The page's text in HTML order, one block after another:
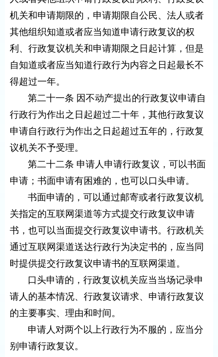
机关和申请期限的，申请期限自公民、法人或者
其他组织知道或者应当知道申请行政复议的权
利、行政复议机关和申请期限之日起计算，但是
自知道或者应当知道行政行为内容之日起最长不
得超过一年。
第二十一条 因不动产提出的行政复议申请自
行政行为作出之日起超过二十年，其他行政复议
申请自行政行为作出之日起超过五年的，行政复
议机关不予受理。
第二十二条 申请人申请行政复议，可以书面
申请；书面申请有困难的，也可以口头申请。
书面申请的，可以通过邮寄或者行政复议机
关指定的互联网渠道等方式提交行政复议申请
书，也可以当面提交行政复议申请书。行政机关
通过互联网渠道送达行政行为决定书的，应当同
时提供提交行政复议申请书的互联网渠道。
口头申请的，行政复议机关应当当场记录申
请人的基本情况、行政复议请求、申请行政复议
的主要事实、理由和时间。
申请人对两个以上行政行为不服的，应当分
别申请行政复议。